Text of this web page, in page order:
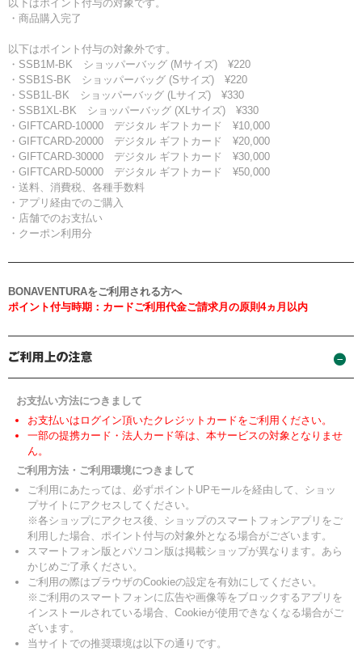
以下はポイント付与の対象です。
・商品購入完了
以下はポイント付与の対象外です。
・SSB1M-BK ショッパーバッグ (Mサイズ) ¥220
・SSB1S-BK ショッパーバッグ (Sサイズ) ¥220
・SSB1L-BK ショッパーバッグ (Lサイズ) ¥330
・SSB1XL-BK ショッパーバッグ (XLサイズ) ¥330
・GIFTCARD-10000 デジタル ギフトカード ¥10,000
・GIFTCARD-20000 デジタル ギフトカード ¥20,000
・GIFTCARD-30000 デジタル ギフトカード ¥30,000
・GIFTCARD-50000 デジタル ギフトカード ¥50,000
・送料、消費税、各種手数料
・アプリ経由でのご購入
・店舗でのお支払い
・クーポン利用分
BONAVENTURAをご利用される方へ
ポイント付与時期：カードご利用代金ご請求月の原則4ヵ月以内
お支払い方法につきまして
お支払いはログイン頂いたクレジットカードをご利用ください。
一部の提携カード・法人カード等は、本サービスの対象となりませ
ん。
ご利用方法・ご利用環境につきまして
ご利用にあたっては、必ずポイントUPモールを経由して、ショッ
プサイトにアクセスしてください。
※各ショップにアクセス後、ショップのスマートフォンアプリをご
利用した場合、ポイント付与の対象外となる場合がございます。
スマートフォン版とパソコン版は掲載ショップが異なります。あら
かじめご了承ください。
ご利用の際はブラウザのCookieの設定を有効にしてください。
※ご利用のスマートフォンに広告や画像等をブロックするアプリを
インストールされている場合、Cookieが使用できなくなる場合がご
ざいます。
当サイトでの推奨環境は以下の通りです。